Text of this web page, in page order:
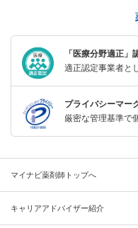
「医療分野適正」
適正認定事業者と
プライバシーマー
厳密な管理基準で
マイナビ薬剤師トップへ
キャリアアドバイザー紹介